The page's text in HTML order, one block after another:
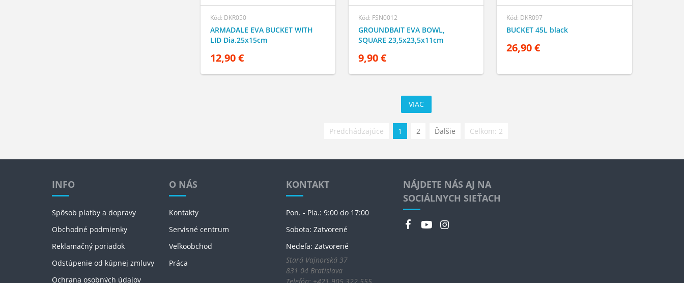
Kód: DKR050
ARMADALE EVA BUCKET WITH
LID Dia.25x15cm
12,90 €
Kód: FSN0012
GROUNDBAIT EVA BOWL,
SQUARE 23,5x23,5x11cm
9,90 €
Kód: DKR097
BUCKET 45L black
26,90 €
VIAC
Predchádzajúce 1 2 Ďalšie Celkom: 2
INFO
Spôsob platby a dopravy
Obchodné podmienky
Reklamačný poriadok
Odstúpenie od kúpnej zmluvy
Ochrana osobných údajov
O NÁS
Kontakty
Servisné centrum
Veľkoobchod
Práca
KONTAKT
Pon. - Pia.: 9:00 do 17:00
Sobota: Zatvorené
Nedeľa: Zatvorené
Stará Vajnorská 37
831 04 Bratislava
NÁJDETE NÁS AJ NA
SOCIÁLNYCH SIEŤACH